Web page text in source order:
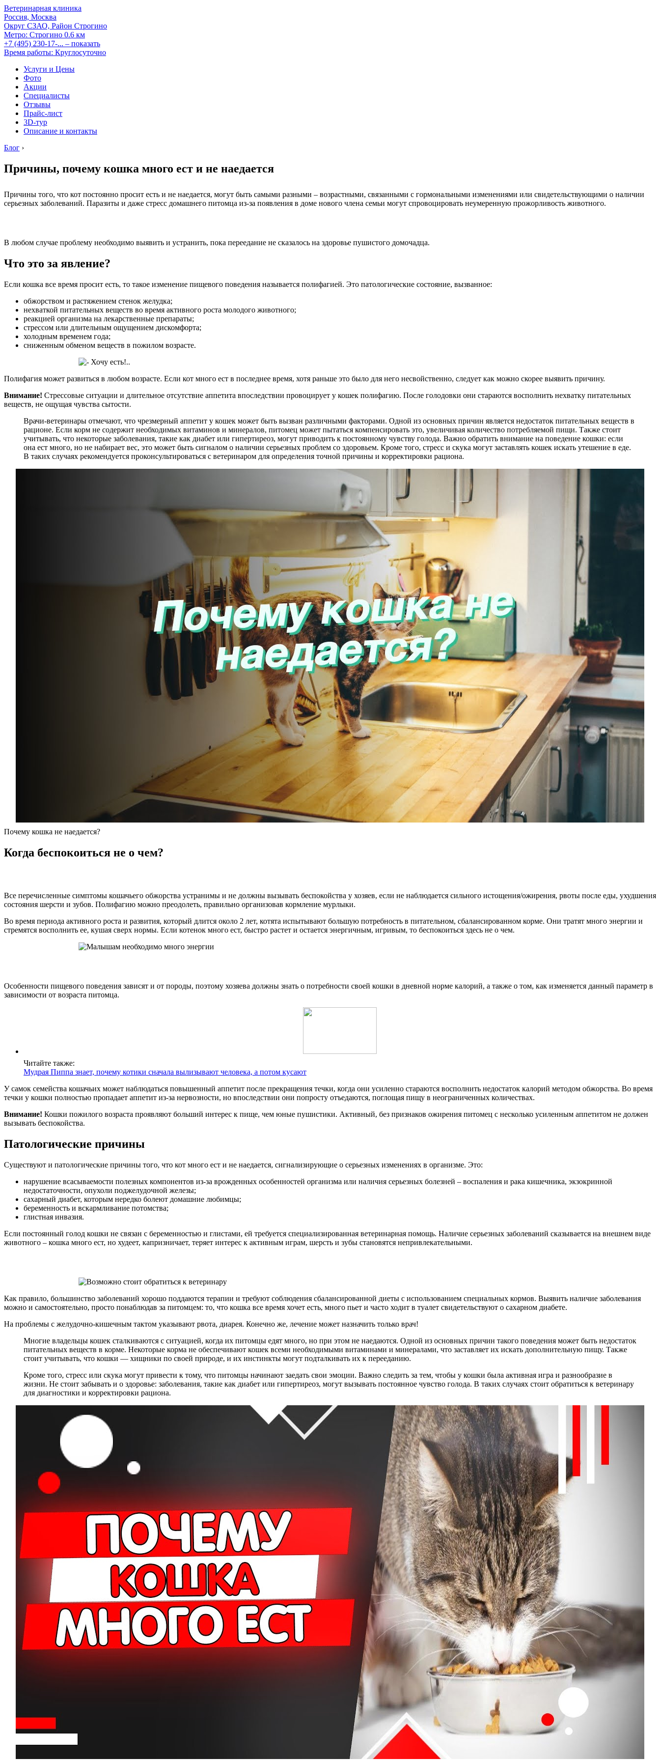
Ветеринарная клиника
Россия, Москва
Округ СЗАО, Район Строгино
Метро: Строгино 0.6 км
+7 (495) 230-17-... – показать
Время работы: Круглосуточно
Услуги и Цены
Фото
Акции
Специалисты
Отзывы
Прайс-лист
3D-тур
Описание и контакты
Блог ›
Причины, почему кошка много ест и не наедается
Причины того, что кот постоянно просит есть и не наедается, могут быть самыми разными – возрастными, связанными с гормональными изменениями или свидетельствующими о наличии
серьезных заболеваний. Паразиты и даже стресс домашнего питомца из-за появления в доме нового члена семьи могут спровоцировать неумеренную прожорливость животного.
В любом случае проблему необходимо выявить и устранить, пока переедание не сказалось на здоровье пушистого домочадца.
Что это за явление?
Если кошка все время просит есть, то такое изменение пищевого поведения называется полифагией. Это патологические состояние, вызванное:
обжорством и растяжением стенок желудка;
нехваткой питательных веществ во время активного роста молодого животного;
реакцией организма на лекарственные препараты;
стрессом или длительным ощущением дискомфорта;
холодным временем года;
сниженным обменом веществ в пожилом возрасте.
Полифагия может развиться в любом возрасте. Если кот много ест в последнее время, хотя раньше это было для него несвойственно, следует как можно скорее выявить причину.
Внимание! Стрессовые ситуации и длительное отсутствие аппетита впоследствии провоцирует у кошек полифагию. После голодовки они стараются восполнить нехватку питательных
веществ, не ощущая чувства сытости.
Врачи-ветеринары отмечают, что чрезмерный аппетит у кошек может быть вызван различными факторами. Одной из основных причин является недостаток питательных веществ в
рационе. Если корм не содержит необходимых витаминов и минералов, питомец может пытаться компенсировать это, увеличивая количество потребляемой пищи. Также стоит
учитывать, что некоторые заболевания, такие как диабет или гипертиреоз, могут приводить к постоянному чувству голода. Важно обратить внимание на поведение кошки: если
она ест много, но не набирает вес, это может быть сигналом о наличии серьезных проблем со здоровьем. Кроме того, стресс и скука могут заставлять кошек искать утешение в еде.
В таких случаях рекомендуется проконсультироваться с ветеринаром для определения точной причины и корректировки рациона.
Почему кошка не наедается?
Когда беспокоиться не о чем?
Все перечисленные симптомы кошачьего обжорства устранимы и не должны вызывать беспокойства у хозяев, если не наблюдается сильного истощения/ожирения, рвоты после еды, ухудшения
состояния шерсти и зубов. Полифагию можно преодолеть, правильно организовав кормление мурлыки.
Во время периода активного роста и развития, который длится около 2 лет, котята испытывают большую потребность в питательном, сбалансированном корме. Они тратят много энергии и
стремятся восполнить ее, кушая сверх нормы. Если котенок много ест, быстро растет и остается энергичным, игривым, то беспокоиться здесь не о чем.
Особенности пищевого поведения зависят и от породы, поэтому хозяева должны знать о потребности своей кошки в дневной норме калорий, а также о том, как изменяется данный параметр в
зависимости от возраста питомца.
Читайте также:
Мудрая Пиппа знает, почему котики сначала вылизывают человека, а потом кусают
У самок семейства кошачьих может наблюдаться повышенный аппетит после прекращения течки, когда они усиленно стараются восполнить недостаток калорий методом обжорства. Во время
течки у кошки полностью пропадает аппетит из-за нервозности, но впоследствии они попросту отъедаются, поглощая пищу в неограниченных количествах.
Внимание! Кошки пожилого возраста проявляют больший интерес к пище, чем юные пушистики. Активный, без признаков ожирения питомец с несколько усиленным аппетитом не должен
вызывать беспокойства.
Патологические причины
Существуют и патологические причины того, что кот много ест и не наедается, сигнализирующие о серьезных изменениях в организме. Это:
нарушение всасываемости полезных компонентов из-за врожденных особенностей организма или наличия серьезных болезней – воспаления и рака кишечника, экзокринной
недостаточности, опухоли поджелудочной железы;
сахарный диабет, которым нередко болеют домашние любимцы;
беременность и вскармливание потомства;
глистная инвазия.
Если постоянный голод кошки не связан с беременностью и глистами, ей требуется специализированная ветеринарная помощь. Наличие серьезных заболеваний сказывается на внешнем виде
животного – кошка много ест, но худеет, капризничает, теряет интерес к активным играм, шерсть и зубы становятся непривлекательными.
Как правило, большинство заболеваний хорошо поддаются терапии и требуют соблюдения сбалансированной диеты с использованием специальных кормов. Выявить наличие заболевания
можно и самостоятельно, просто понаблюдав за питомцем: то, что кошка все время хочет есть, много пьет и часто ходит в туалет свидетельствуют о сахарном диабете.
На проблемы с желудочно-кишечным тактом указывают рвота, диарея. Конечно же, лечение может назначить только врач!
Многие владельцы кошек сталкиваются с ситуацией, когда их питомцы едят много, но при этом не наедаются. Одной из основных причин такого поведения может быть недостаток
питательных веществ в корме. Некоторые корма не обеспечивают кошек всеми необходимыми витаминами и минералами, что заставляет их искать дополнительную пищу. Также
стоит учитывать, что кошки — хищники по своей природе, и их инстинкты могут подталкивать их к перееданию.
Кроме того, стресс или скука могут привести к тому, что питомцы начинают заедать свои эмоции. Важно следить за тем, чтобы у кошки была активная игра и разнообразие в
жизни. Не стоит забывать и о здоровье: заболевания, такие как диабет или гипертиреоз, могут вызывать постоянное чувство голода. В таких случаях стоит обратиться к ветеринару
для диагностики и корректировки рациона.